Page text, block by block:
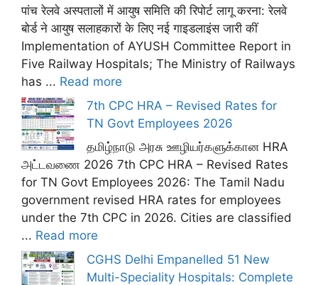
पांच रेलवे अस्पतालों में आयुष समिति की रिपोर्ट लागू करना: रेलवे
बोर्ड ने आयुष सलाहकारों के लिए नई गाइडलाइंस जारी कीं
Implementation of AYUSH Committee Report in
Five Railway Hospitals; The Ministry of Railways
has ... Read more
7th CPC HRA – Revised Rates for
TN Govt Employees 2026
தமிழ்நாடு அரசு ஊழியர்களுக்கான HRA
அட்டவணை 2026 7th CPC HRA – Revised Rates
for TN Govt Employees 2026: The Tamil Nadu
government revised HRA rates for employees
under the 7th CPC in 2026. Cities are classified
... Read more
CGHS Delhi Empanelled 51 New
Multi-Speciality Hospitals: Complete